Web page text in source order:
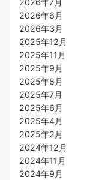
2026年7月
2026年6月
2026年3月
2025年12月
2025年11月
2025年9月
2025年8月
2025年7月
2025年6月
2025年4月
2025年2月
2024年12月
2024年11月
2024年9月